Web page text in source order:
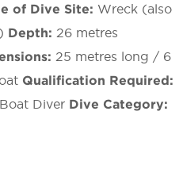
of Dive Site: Wreck (also
Depth: 26 metres
25 metres long / 6
Qualification Required:
Diver Dive Category: